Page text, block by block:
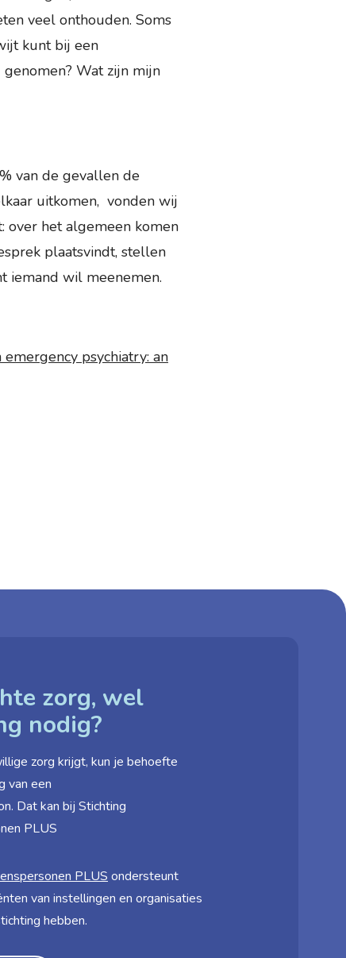
veel onthouden. Soms
kunt bij een
Wat zijn mijn
van de gevallen de
uitkomen, vonden wij
over het algemeen komen
plaatsvindt, stellen
iemand wil meenemen.
psychiatry: an
zorg, wel
nodig?
zorg krijgt, kun je behoefte
van een
Dat kan bij Stichting
PLUS
PLUS ondersteunt
van instellingen en organisaties
hebben.